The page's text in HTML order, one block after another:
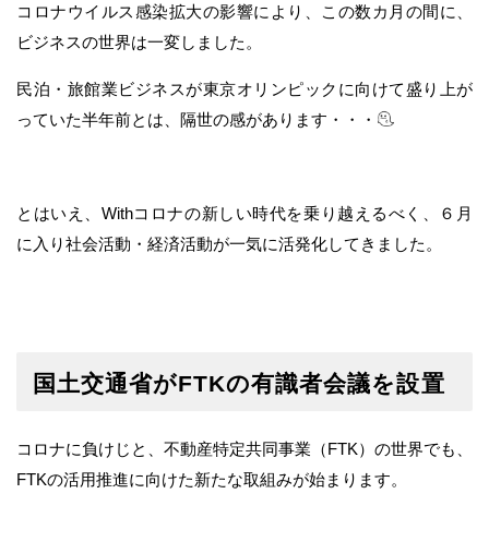
コロナウイルス感染拡大の影響により、この数カ月の間に、
ビジネスの世界は一変しました。
民泊・旅館業ビジネスが東京オリンピックに向けて盛り上が
っていた半年前とは、隔世の感があります・・・
とはいえ、Withコロナの新しい時代を乗り越えるべく、６月
に入り社会活動・経済活動が一気に活発化してきました。
国土交通省がFTKの有識者会議を設置
コロナに負けじと、不動産特定共同事業（FTK）の世界でも、
FTKの活用推進に向けた新たな取組みが始まります。